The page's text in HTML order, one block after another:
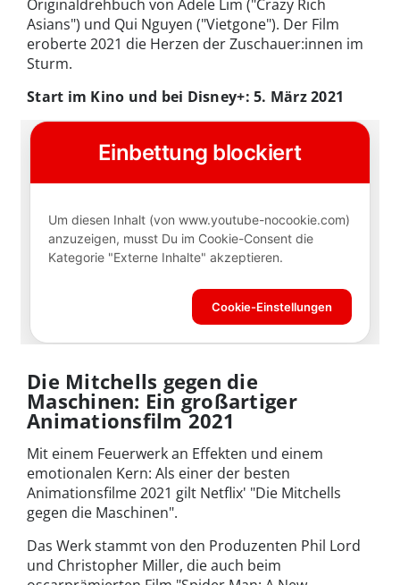
Originaldrehbuch von Adele Lim ("Crazy Rich
Asians") und Qui Nguyen ("Vietgone"). Der Film
eroberte 2021 die Herzen der Zuschauer:innen im
Sturm.
Start im Kino und bei Disney+: 5. März 2021
Die Mitchells gegen die
Maschinen: Ein großartiger
Animationsfilm 2021
Mit einem Feuerwerk an Effekten und einem
emotionalen Kern: Als einer der besten
Animationsfilme 2021 gilt Netflix' "Die Mitchells
gegen die Maschinen".
Das Werk stammt von den Produzenten Phil Lord
und Christopher Miller, die auch beim